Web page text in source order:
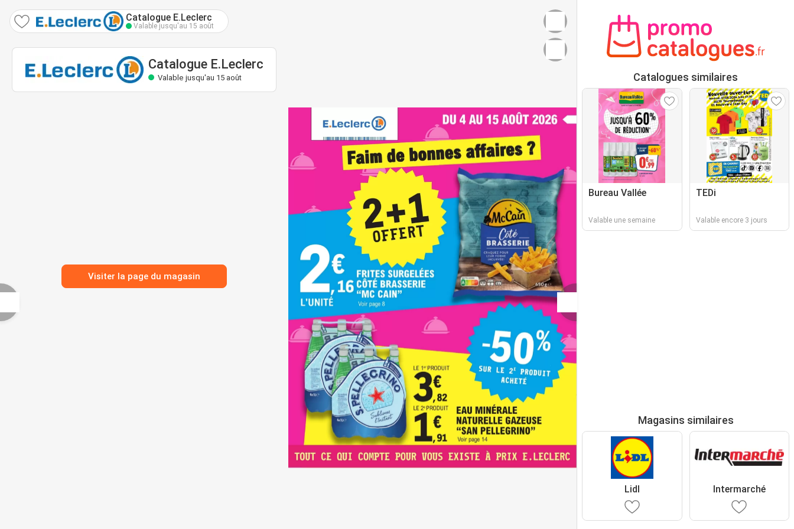
Catalogue E.Leclerc
Valable jusqu'au 15 août
Catalogue E.Leclerc
Valable jusqu'au 15 août
Visiter la page du magasin
Catalogues similaires
Bureau Vallée
Valable une semaine
TEDi
Valable encore 3 jours
Magasins similaires
Lidl Intermarché